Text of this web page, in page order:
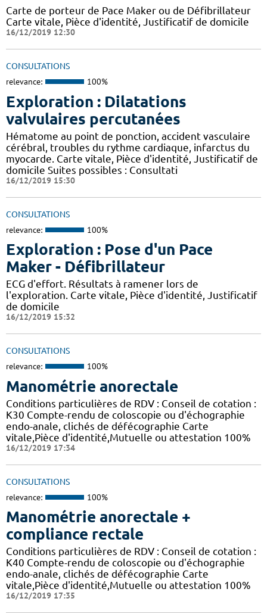
Carte de porteur de Pace Maker ou de Défibrillateur
Carte vitale, Pièce d'identité, Justificatif de domicile
16/12/2019 12:30
CONSULTATIONS
relevance: 100%
Exploration : Dilatations
valvulaires percutanées
Hématome au point de ponction, accident vasculaire
cérébral, troubles du rythme cardiaque, infarctus du
myocarde. Carte vitale, Pièce d'identité, Justificatif de
domicile Suites possibles : Consultati
16/12/2019 15:30
CONSULTATIONS
relevance: 100%
Exploration : Pose d'un Pace
Maker - Défibrillateur
ECG d'effort. Résultats à ramener lors de
l'exploration. Carte vitale, Pièce d'identité, Justificatif
de domicile
16/12/2019 15:32
CONSULTATIONS
relevance: 100%
Manométrie anorectale
Conditions particulières de RDV : Conseil de cotation :
K30 Compte-rendu de coloscopie ou d'échographie
endo-anale, clichés de défécographie Carte
vitale,Pièce d'identité,Mutuelle ou attestation 100%
16/12/2019 17:34
CONSULTATIONS
relevance: 100%
Manométrie anorectale +
compliance rectale
Conditions particulières de RDV : Conseil de cotation :
K40 Compte-rendu de coloscopie ou d'échographie
endo-anale, clichés de défécographie Carte
vitale,Pièce d'identité,Mutuelle ou attestation 100%
16/12/2019 17:35